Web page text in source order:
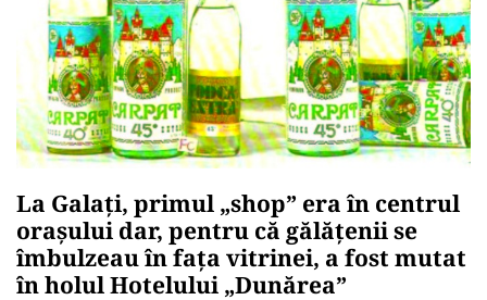
La Galați, primul „shop” era în centrul
orașului dar, pentru că gălățenii se
îmbulzeau în fața vitrinei, a fost mutat
în holul Hotelului „Dunărea”